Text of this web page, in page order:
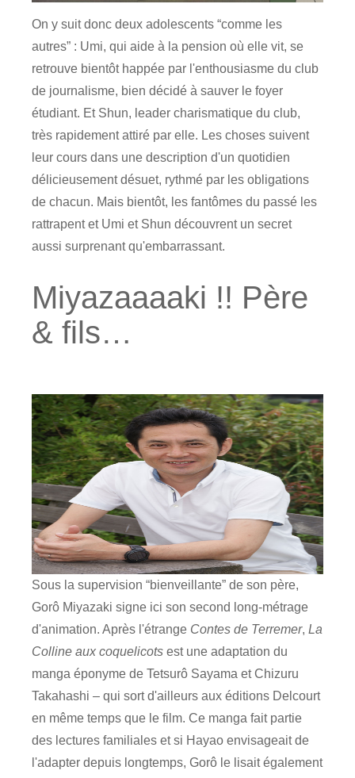
On y suit donc deux adolescents “comme les
autres” : Umi, qui aide à la pension où elle vit, se
retrouve bientôt happée par l'enthousiasme du club
de journalisme, bien décidé à sauver le foyer
étudiant. Et Shun, leader charismatique du club,
très rapidement attiré par elle. Les choses suivent
leur cours dans une description d'un quotidien
délicieusement désuet, rythmé par les obligations
de chacun. Mais bientôt, les fantômes du passé les
rattrapent et Umi et Shun découvrent un secret
aussi surprenant qu'embarrassant.
Miyazaaaaki !! Père
& fils…
Sous la supervision “bienveillante” de son père,
Gorô Miyazaki signe ici son second long-métrage
d'animation. Après l'étrange Contes de Terremer, La
Colline aux coquelicots est une adaptation du
manga éponyme de Tetsurô Sayama et Chizuru
Takahashi – qui sort d'ailleurs aux éditions Delcourt
en même temps que le film. Ce manga fait partie
des lectures familiales et si Hayao envisageait de
l'adapter depuis longtemps, Gorô le lisait également